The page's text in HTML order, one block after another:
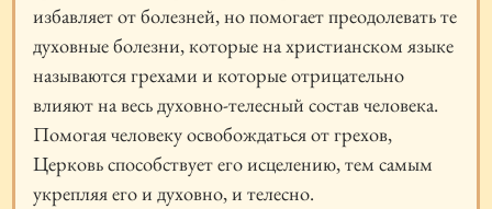
избавляет от болезней, но помогает преодолевать те
духовные болезни, которые на христианском языке
называются грехами и которые отрицательно
влияют на весь духовно-телесный состав человека.
Помогая человеку освобождаться от грехов,
Церковь способствует его исцелению, тем самым
укрепляя его и духовно, и телесно.